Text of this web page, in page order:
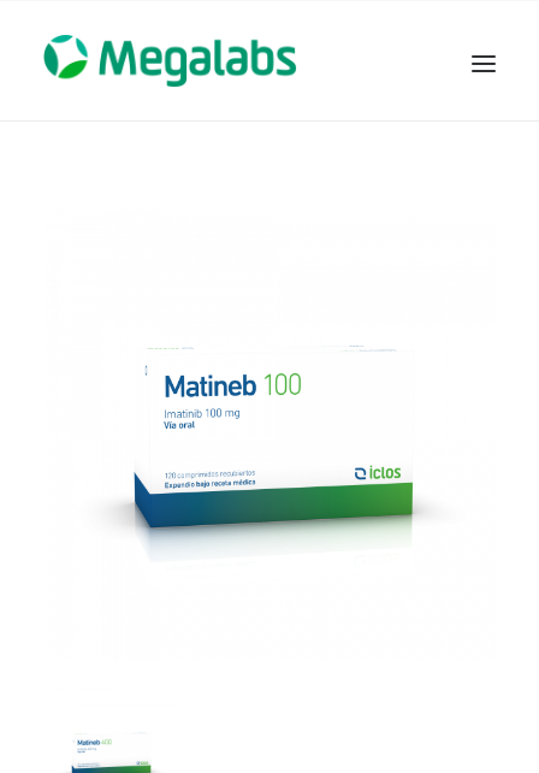
GARDEN HOUSE
SEGURIDAD Y RESPALDO
TRABAJAR EN MEGALABS